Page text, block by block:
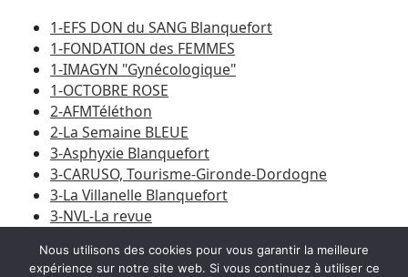
1-EFS DON du SANG Blanquefort
1-FONDATION des FEMMES
1-IMAGYN "Gynécologique"
1-OCTOBRE ROSE
2-AFMTéléthon
2-La Semaine BLEUE
3-Asphyxie Blanquefort
3-CARUSO, Tourisme-Gironde-Dordogne
3-La Villanelle Blanquefort
3-NVL-La revue
Nous utilisons des cookies pour vous garantir la meilleure
expérience sur notre site web. Si vous continuez à utiliser ce